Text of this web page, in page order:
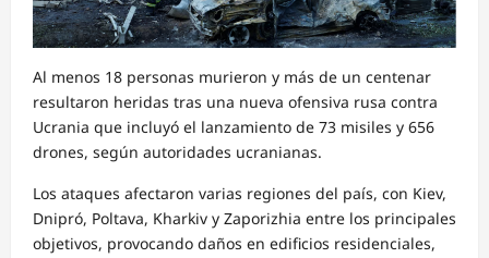
Al menos 18 personas murieron y más de un centenar
resultaron heridas tras una nueva ofensiva rusa contra
Ucrania que incluyó el lanzamiento de 73 misiles y 656
drones, según autoridades ucranianas.
Los ataques afectaron varias regiones del país, con Kiev,
Dnipró, Poltava, Kharkiv y Zaporizhia entre los principales
objetivos, provocando daños en edificios residenciales,